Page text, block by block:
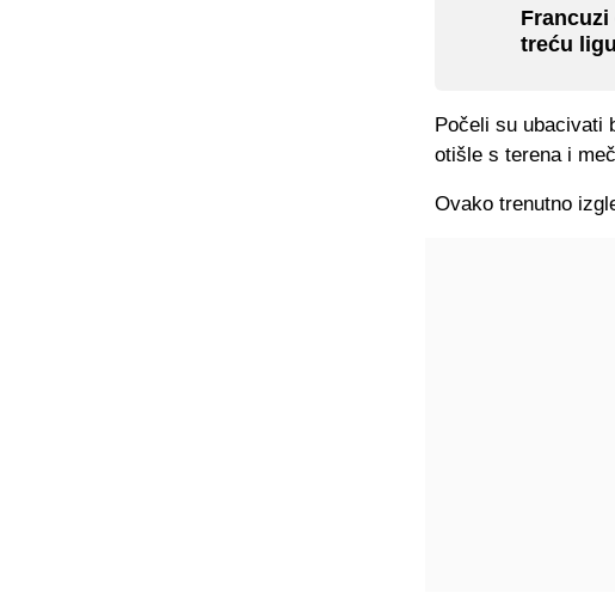
treću
Počeli su ubacivati
otišle s terena i
Ovako trenutno